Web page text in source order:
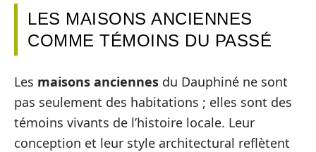
LES MAISONS ANCIENNES
COMME TÉMOINS DU PASSÉ
Les maisons anciennes du Dauphiné ne sont
pas seulement des habitations ; elles sont des
témoins vivants de l’histoire locale. Leur
conception et leur style architectural reflètent